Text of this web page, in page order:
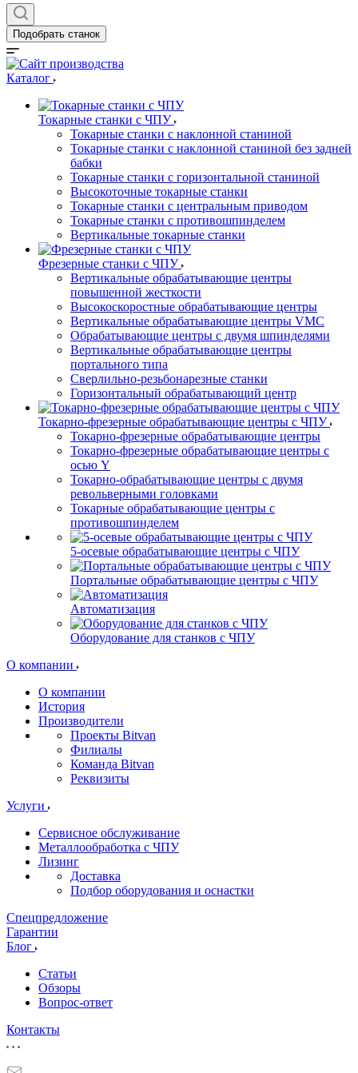
Подобрать станок
Каталог
Токарные станки с ЧПУ
Токарные станки с наклонной станиной
Токарные станки с наклонной станиной без задней
бабки
Токарные станки с горизонтальной станиной
Высокоточные токарные станки
Токарные станки с центральным приводом
Токарные станки с противошпинделем
Вертикальные токарные станки
Фрезерные станки с ЧПУ
Вертикальные обрабатывающие центры
повышенной жесткости
Высокоскоростные обрабатывающие центры
Вертикальные обрабатывающие центры VMC
Обрабатывающие центры с двумя шпинделями
Вертикальные обрабатывающие центры
портального типа
Сверлильно-резьбонарезные станки
Горизонтальный обрабатывающий центр
Токарно-фрезерные обрабатывающие центры с ЧПУ
Токарно-фрезерные обрабатывающие центры
Токарно-фрезерные обрабатывающие центры с
осью Y
Токарно-обрабатывающие центры c двумя
револьверными головками
Токарные обрабатывающие центры с
противошпинделем
5-осевые обрабатывающие центры с ЧПУ
Портальные обрабатывающие центры с ЧПУ
Автоматизация
Оборудование для станков с ЧПУ
О компании
О компании
История
Производители
Проекты Bitvan
Филиалы
Команда Bitvan
Реквизиты
Услуги
Сервисное обслуживание
Металлообработка с ЧПУ
Лизинг
Доставка
Подбор оборудования и оснастки
Спецпредложение
Гарантии
Блог
Статьи
Обзоры
Вопрос-ответ
Контакты